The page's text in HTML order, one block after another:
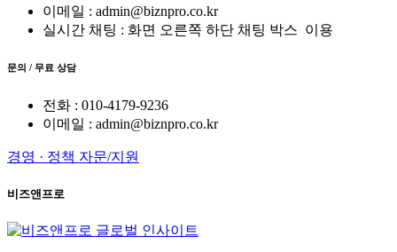
이메일 : admin@biznpro.co.kr
실시간 채팅 : 화면 오른쪽 하단 채팅 박스 이용
문의 / 무료 상담
전화 : 010-4179-9236
이메일 : admin@biznpro.co.kr
경영 · 정책 자문/지원
비즈앤프로